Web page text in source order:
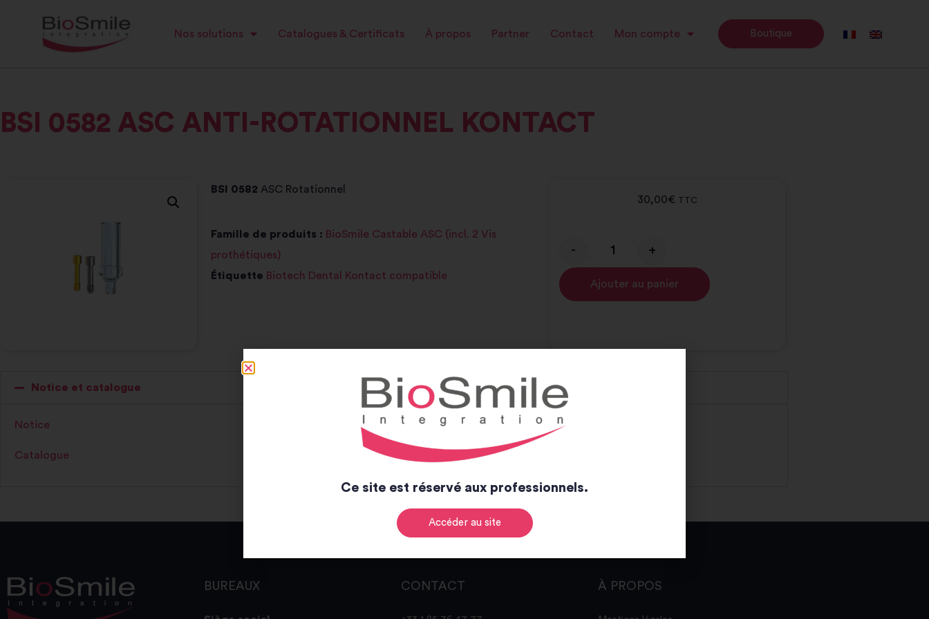
Nos solutions Catalogues & Certificats À propos Partner Contact Mon compte Boutique
BSI 0582 ASC ANTI-ROTATIONNEL KONTACT
BSI 0582 ASC Rotationnel
Famille de produits : BioSmile Castable ASC (incl. 2 Vis
prothétiques)
Étiquette Biotech Dental Kontact compatible
30,00€ TTC
- +
Ajouter au panier
Notice et catalogue
Notice
Catalogue
BUREAUX CONTACT À PROPOS
Ce site est réservé aux professionnels.
Accéder au site